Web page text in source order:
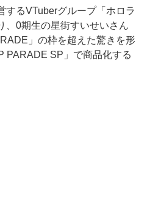
るVTuberグループ「ホロラ
、0期生の星街すいせいさん
」の枠を超えた驚きを形
PARADE SP」で商品化する